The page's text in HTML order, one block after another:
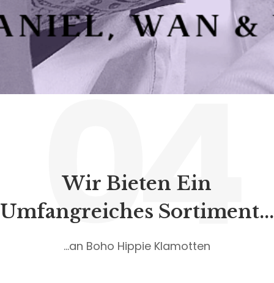
04
Wir Bieten Ein
Umfangreiches Sortiment...
...an Boho Hippie Klamotten